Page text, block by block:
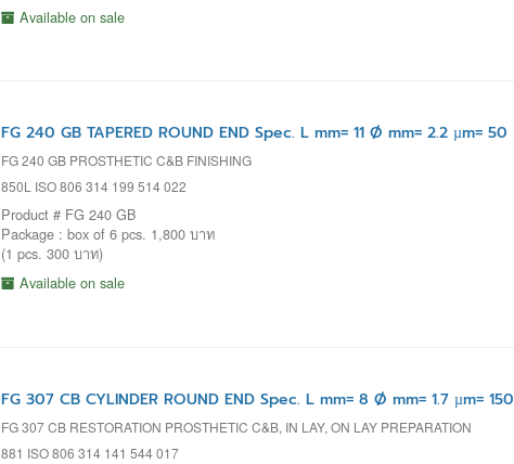
Available on sale
FG 240 GB TAPERED ROUND END Spec. L mm= 11 Ø mm= 2.2 µm= 50
FG 240 GB PROSTHETIC C&B FINISHING
850L ISO 806 314 199 514 022
Product # FG 240 GB
Package : box of 6 pcs. 1,800 บาท
(1 pcs. 300 บาท)
Available on sale
FG 307 CB CYLINDER ROUND END Spec. L mm= 8 Ø mm= 1.7 µm= 150
FG 307 CB RESTORATION PROSTHETIC C&B, IN LAY, ON LAY PREPARATION
881 ISO 806 314 141 544 017